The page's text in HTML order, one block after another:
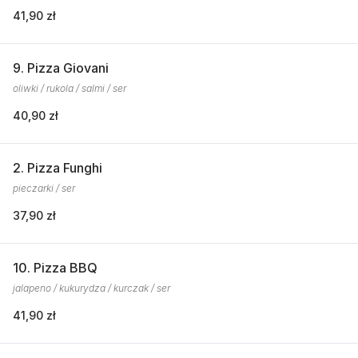
41,90 zł
9. Pizza Giovani
oliwki / rukola / salmi / ser
40,90 zł
2. Pizza Funghi
pieczarki / ser
37,90 zł
10. Pizza BBQ
jalapeno / kukurydza / kurczak / ser
41,90 zł